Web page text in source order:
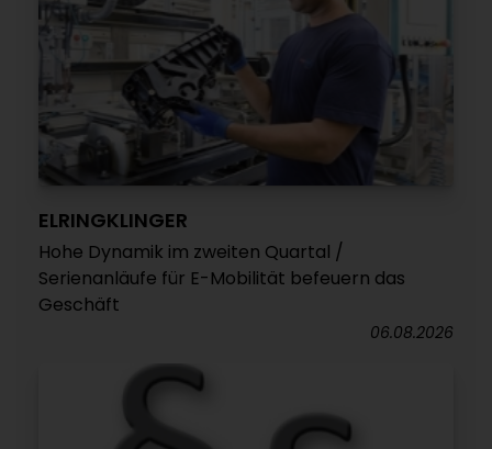
ELRINGKLINGER
Hohe Dynamik im zweiten Quartal /
Serienanläufe für E-Mobilität befeuern das
Geschäft
06.08.2026